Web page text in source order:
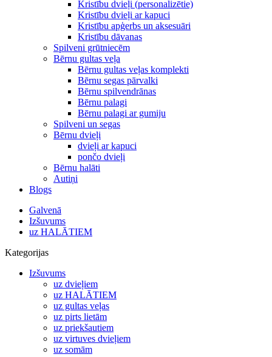
Kristību dvieļi (personalizētie)
Kristību dvieļi ar kapuci
Kristību apģerbs un aksesuāri
Kristību dāvanas
Spilveni grūtniecēm
Bērnu gultas veļa
Bērnu gultas veļas komplekti
Bērnu segas pārvalki
Bērnu spilvendrānas
Bērnu palagi
Bērnu palagi ar gumiju
Spilveni un segas
Bērnu dvieļi
dvieļi ar kapuci
pončo dvieļi
Bērnu halāti
Autiņi
Blogs
Galvenā
Izšuvums
uz HALĀTIEM
Kategorijas
Izšuvums
uz dvieļiem
uz HALĀTIEM
uz gultas veļas
uz pirts lietām
uz priekšautiem
uz virtuves dvieļiem
uz somām